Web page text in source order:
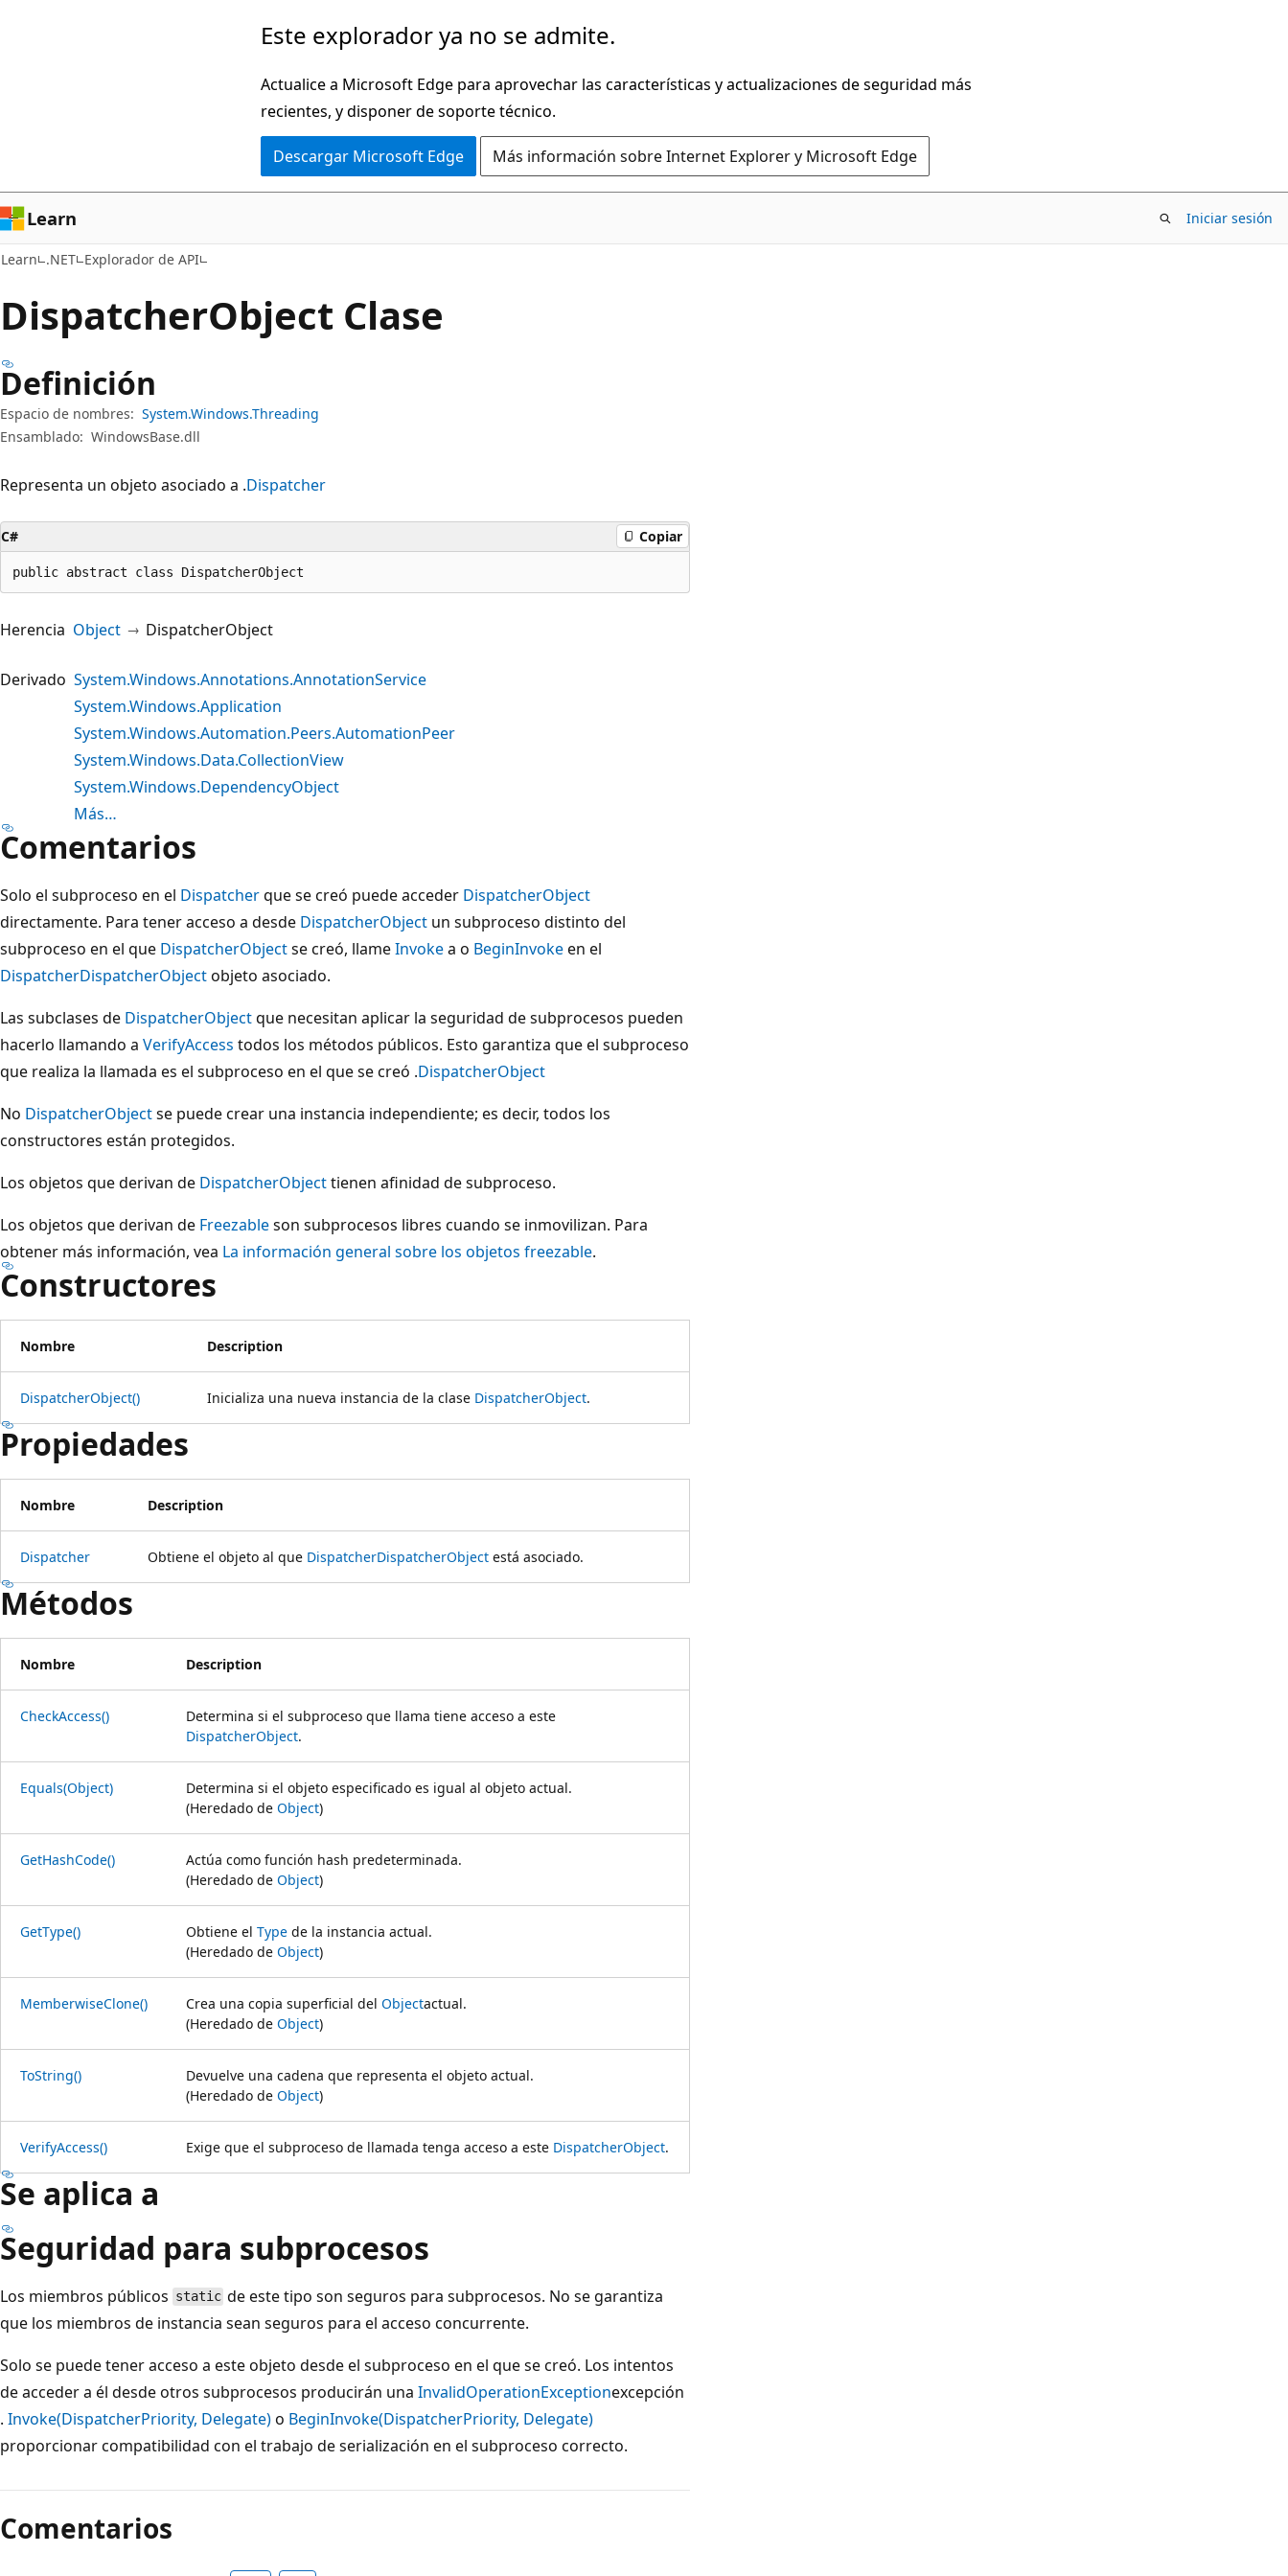
página
Este explorador ya no se admite.
Actualice a Microsoft Edge para aprovechar las características y actualizaciones de seguridad más
recientes, y disponer de soporte técnico.
Descargar Microsoft Edge Más información sobre Internet Explorer y Microsoft Edge
Learn Iniciar sesión
Learn .NET Explorador de API
DispatcherObject Clase
Definición
Espacio de nombres: System.Windows.Threading
Ensamblado: WindowsBase.dll
Representa un objeto asociado a .Dispatcher
C# Copiar
public abstract class DispatcherObject
Herencia Object DispatcherObject
Derivado System.Windows.Annotations.AnnotationService
System.Windows.Application
System.Windows.Automation.Peers.AutomationPeer
System.Windows.Data.CollectionView
System.Windows.DependencyObject
Más…
Comentarios
Solo el subproceso en el Dispatcherque se creó puede acceder DispatcherObject
directamente. Para tener acceso a desde DispatcherObject un subproceso distinto del
subproceso en el que DispatcherObjectse creó, llameInvokea o BeginInvokeen el
DispatcherDispatcherObjectobjeto asociado.
Las subclases de DispatcherObjectque necesitan aplicar la seguridad de subprocesos pueden
hacerlo llamando a VerifyAccess todos los métodos públicos. Esto garantiza que el subproceso
que realiza la llamada es el subproceso en el que se creó .DispatcherObject
No DispatcherObjectse puede crear una instancia independiente; es decir, todos los
constructores están protegidos.
Los objetos que derivan de DispatcherObjecttienen afinidad de subproceso.
Los objetos que derivan de Freezableson subprocesos libres cuando se inmovilizan. Para
obtener más información, vea La información general sobre los objetos freezable.
Constructores
Nombre Description
DispatcherObject() Inicializa una nueva instancia de la clase DispatcherObject.
Propiedades
Nombre Description
Dispatcher Obtiene el objeto al que DispatcherDispatcherObject está asociado.
Métodos
Nombre Description
CheckAccess()
Determina si el subproceso que llama tiene acceso a este
DispatcherObject.
Equals(Object)
Determina si el objeto especificado es igual al objeto actual.
(Heredado de Object)
GetHashCode()
Actúa como función hash predeterminada.
(Heredado de Object)
GetType() Obtiene el Type de la instancia actual.
(Heredado de Object)
MemberwiseClone() Crea una copia superficial del Objectactual.
(Heredado de Object)
ToString()
Devuelve una cadena que representa el objeto actual.
(Heredado de Object)
VerifyAccess() Exige que el subproceso de llamada tenga acceso a este DispatcherObject.
Se aplica a
Seguridad para subprocesos
Los miembros públicos static de este tipo son seguros para subprocesos. No se garantiza
que los miembros de instancia sean seguros para el acceso concurrente.
Solo se puede tener acceso a este objeto desde el subproceso en el que se creó. Los intentos
de acceder a él desde otros subprocesos producirán una InvalidOperationExceptionexcepción
. Invoke(DispatcherPriority, Delegate)o BeginInvoke(DispatcherPriority, Delegate)
proporcionar compatibilidad con el trabajo de serialización en el subproceso correcto.
Comentarios